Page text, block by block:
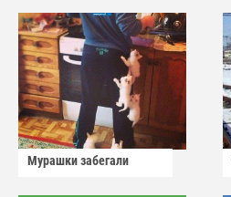
Мурашки забегали